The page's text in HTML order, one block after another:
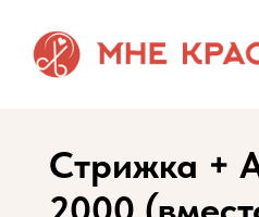
2000 (вместо 2800)